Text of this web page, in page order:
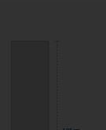
R600a.